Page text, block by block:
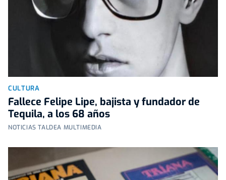
CULTURA
Fallece Felipe Lipe, bajista y fundador de
Tequila, a los 68 años
NOTICIAS TALDEA MULTIMEDIA